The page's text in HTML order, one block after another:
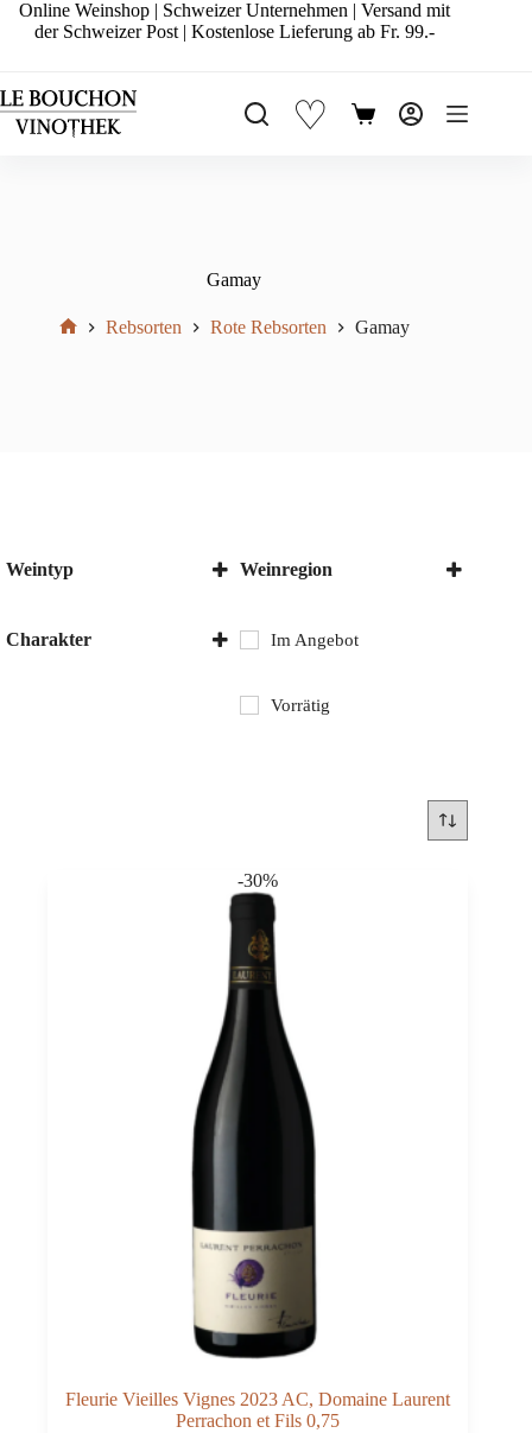
Zum
Inhalt
Online Weinshop | Schweizer Unternehmen | Versand mit
der Schweizer Post | Kostenlose Lieferung ab Fr. 99.-
♡ Warenkorb
Gamay
Rebsorten Rote Rebsorten Gamay
-30%
Fleurie Vieilles Vignes 2023 AC, Domaine Laurent
Perrachon et Fils 0,75
Weintyp Weinregion
Charakter Im Angebot
Vorrätig